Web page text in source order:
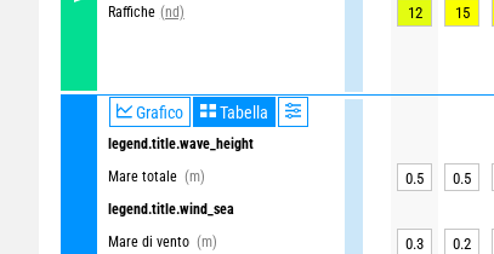
Raffiche (nd)
Grafico Tabella
legend.title.wave_height
Mare totale (m)
legend.title.wind_sea
Mare di vento (m)
12
15
0.5 0.5
0.3 0.2